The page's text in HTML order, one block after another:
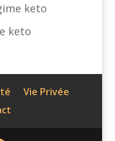
keto
keto
Vie Privée